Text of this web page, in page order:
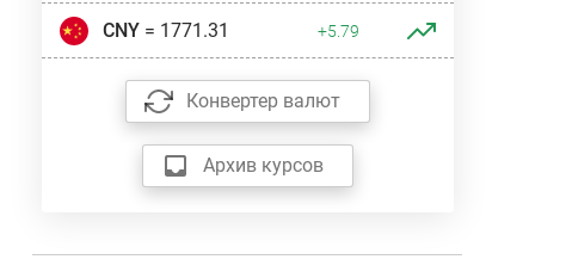
CNY= 1771.31 +5.79
Конвертер валют
Архив курсов